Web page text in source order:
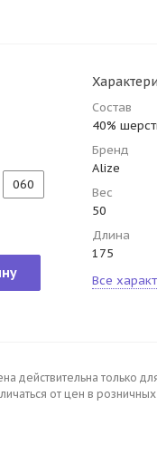
060
Состав
40%
Бренд
Alize
Вес
50
Длина
175
Все
действительна только
от цен в